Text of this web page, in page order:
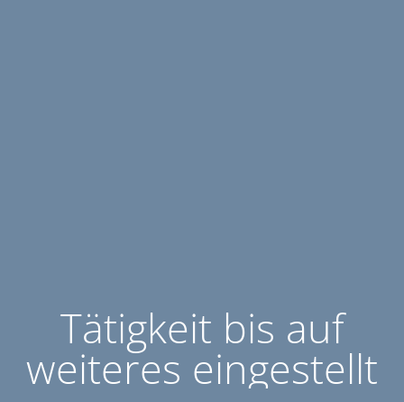
Tätigkeit bis auf
weiteres eingestellt